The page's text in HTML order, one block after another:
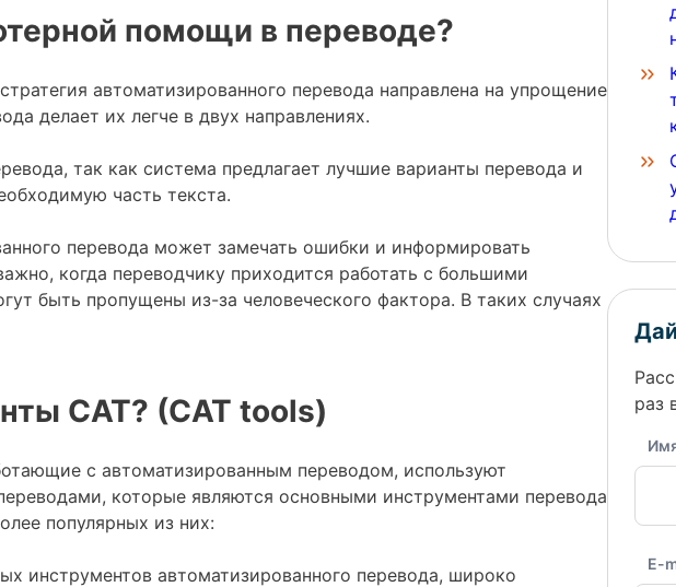
помощи в переводе?
автоматизированного перевода направлена на упрощение
делает их легче в двух направлениях.
так как система предлагает лучшие варианты перевода и
часть текста.
перевода может замечать ошибки и информировать
когда переводчику приходится работать с большими
быть пропущены из-за человеческого фактора. В таких случаях
CAT? (CAT tools)
с автоматизированным переводом, используют
которые являются основными инструментами перевода
популярных из них:
инструментов автоматизированного перевода, широко
раз
E-